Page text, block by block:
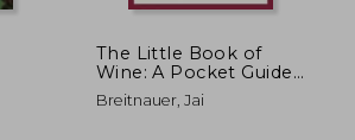
The Little Book of
Wine: A Pocket Guide
to the Wonderful
World of Wine Tasting,
Breitnauer, Jai